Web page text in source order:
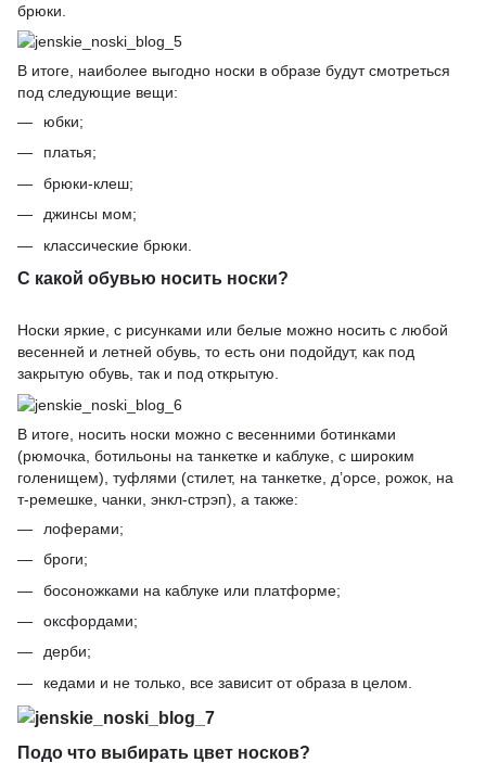
брюки.
В итоге, наиболее выгодно носки в образе будут смотреться
под следующие вещи:
юбки;
платья;
брюки-клеш;
джинсы мом;
классические брюки.
С какой обувью носить носки?
Носки яркие, с рисунками или белые можно носить с любой
весенней и летней обувь, то есть они подойдут, как под
закрытую обувь, так и под открытую.
В итоге, носить носки можно с весенними ботинками
(рюмочка, ботильоны на танкетке и каблуке, с широким
голенищем), туфлями (стилет, на танкетке, д’орсе, рожок, на
т-ремешке, чанки, энкл-стрэп), а также:
лоферами;
броги;
босоножками на каблуке или платформе;
оксфордами;
дерби;
кедами и не только, все зависит от образа в целом.
Подо что выбирать цвет носков?